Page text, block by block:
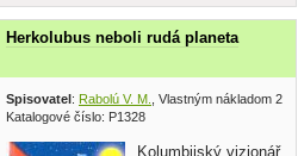
Herkolubus neboli rudá planeta
Spisovatel: Rabolú V. M.
, Vlastným nákladom 2004
Katalogové číslo: P1328
Kolumbijský vizionář